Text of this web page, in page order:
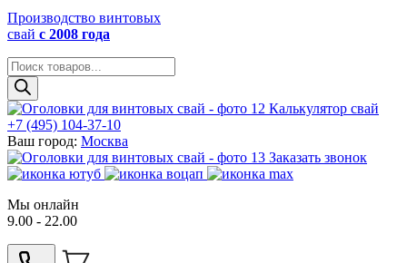
Производство винтовых
свай с 2008 года
Поиск
товаров
Калькулятор свай
+7 (495) 104-37-10
Ваш город: Москва
Заказать звонок
Мы онлайн
9.00 - 22.00